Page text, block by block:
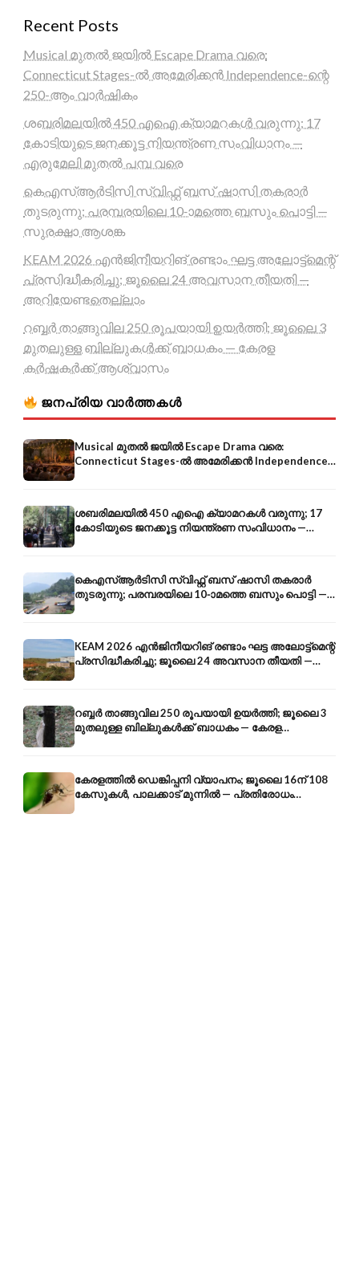
Recent Posts
Musical മുതൽ ജയിൽ Escape Drama വരെ:
Connecticut Stages-ൽ അമേരിക്കൻ Independence-ന്റെ
250-ആം വാർഷികം
ശബരിമലയിൽ 450 എഐ ക്യാമറകൾ വരുന്നു; 17
കോടിയുടെ ജനക്കൂട്ട നിയന്ത്രണ സംവിധാനം —
എരുമേലി മുതൽ പമ്പ വരെ
കെഎസ്ആർടിസി സ്വിഫ്റ്റ് ബസ് ഷാസി തകരാർ
തുടരുന്നു; പരമ്പരയിലെ 10-ാമത്തെ ബസും പൊട്ടി —
സുരക്ഷാ ആശങ്ക
KEAM 2026 എൻജിനീയറിങ് രണ്ടാം ഘട്ട അലോട്ട്മെന്റ്
പ്രസിദ്ധീകരിച്ചു; ജൂലൈ 24 അവസാന തീയതി —
അറിയേണ്ടതെല്ലാം
റബ്ബർ താങ്ങുവില 250 രൂപയായി ഉയർത്തി; ജൂലൈ 3
മുതലുള്ള ബില്ലുകൾക്ക് ബാധകം — കേരള
കർഷകർക്ക് ആശ്വാസം
ജനപ്രിയ വാർത്തകൾ
Musical മുതൽ ജയിൽ Escape Drama വരെ:
Connecticut Stages-ൽ അമേരിക്കൻ Independence-
ന്റെ 250-ആം വാർഷികം
ശബരിമലയിൽ 450 എഐ ക്യാമറകൾ വരുന്നു; 17
കോടിയുടെ ജനക്കൂട്ട നിയന്ത്രണ സംവിധാനം —
എരുമേലി മുതൽ പമ്പ വരെ
കെഎസ്ആർടിസി സ്വിഫ്റ്റ് ബസ് ഷാസി തകരാർ
തുടരുന്നു; പരമ്പരയിലെ 10-ാമത്തെ ബസും പൊട്ടി —
സുരക്ഷാ ആശങ്ക
KEAM 2026 എൻജിനീയറിങ് രണ്ടാം ഘട്ട അലോട്ട്മെന്റ്
പ്രസിദ്ധീകരിച്ചു; ജൂലൈ 24 അവസാന തീയതി —
അറിയേണ്ടതെല്ലാം
റബ്ബർ താങ്ങുവില 250 രൂപയായി ഉയർത്തി; ജൂലൈ 3
മുതലുള്ള ബില്ലുകൾക്ക് ബാധകം — കേരള
കർഷകർക്ക് ആശ്വാസം
കേരളത്തിൽ ഡെങ്കിപ്പനി വ്യാപനം; ജൂലൈ 16ന് 108
കേസുകൾ, പാലക്കാട് മുന്നിൽ — പ്രതിരോധം
എങ്ങനെ?